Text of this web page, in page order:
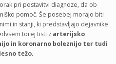
pri postavitvi diagnoze, da ob
pomoč. Še posebej morajo biti
in stanji, ki predstavljajo dejavnike
torej tisti z arterijsko
in koronarno boleznijo ter tudi
težo.